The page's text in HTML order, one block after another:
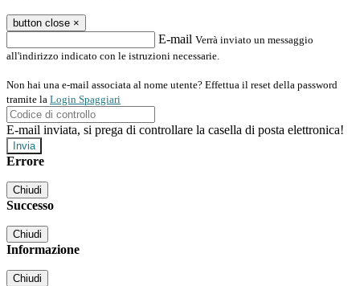
button close ×
E-mail Verrà inviato un messaggio
all'indirizzo indicato con le istruzioni necessarie.
Non hai una e-mail associata al nome utente? Effettua il reset della password
tramite la Login Spaggiari
E-mail inviata, si prega di controllare la casella di posta elettronica!
Errore
Chiudi
Successo
Chiudi
Informazione
Chiudi